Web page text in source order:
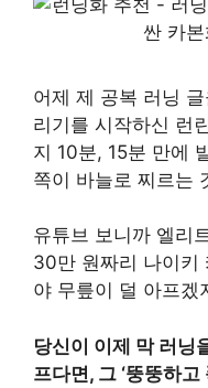
어제 제 공복 러닝
리기를 시작하신 런
지 10분, 15분 만에
쪽이 바늘로 찌르는
유튜브 보니까 엘리
30만 원짜리 나이키
야 무릎이 덜 아프겠
당신이 이제 막 러닝
프다면, 그 ‘뚱뚱하